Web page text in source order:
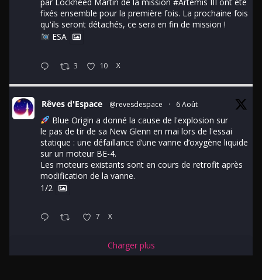
par Lockheed Martin de la mission #Artemis III ont été
fixés ensemble pour la première fois. La prochaine fois
qu'ils seront détachés, ce sera en fin de mission !
ESA
3 10 X
Rêves d'Espace @revesdespace · 6 Août
Blue Origin a donné la cause de l'explosion sur
le pas de tir de sa New Glenn en mai lors de l'essai
statique : une défaillance d’une vanne d’oxygène liquide
sur un moteur BE-4.
Les moteurs existants sont en cours de retrofit après
modification de la vanne.
1/2
7 X
Charger plus